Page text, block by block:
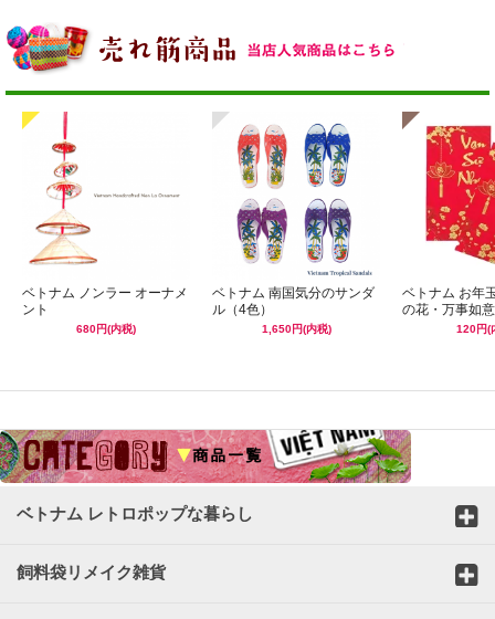
ベトナム ノンラー オーナメ
ント
680円(内税)
ベトナム 南国気分のサンダ
ル（4色）
1,650円(内税)
ベトナム お年
の花・万事如意
120円(
ベトナム レトロポップな暮らし
飼料袋リメイク雑貨